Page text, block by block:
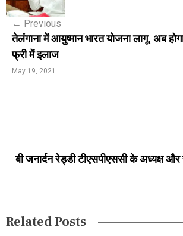
s
n
a
o
← Previous
तेलंगाना में आयुष्मान भारत योजना लागू, अब
फ्री में इलाज
May 19, 2021
बी जनार्दन रेड्डी टीएसपीएससी के अध्यक्ष
Related Posts